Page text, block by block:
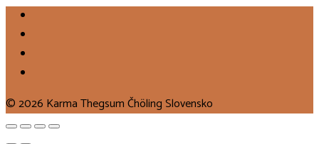
© 2026 Karma Thegsum Čhöling Slovensko